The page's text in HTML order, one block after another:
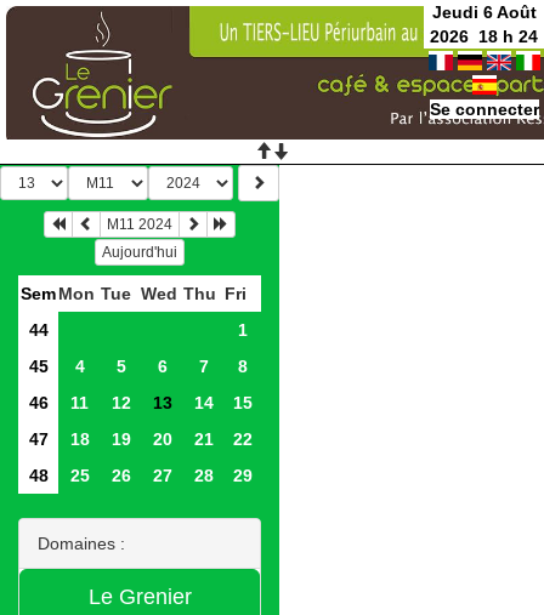
Jeudi 6 Août
2026 18 h24
Se connecter
M11 2024
Aujourd'hui
SemMon Tue Wed Thu Fri
44
1
45
4 5 6 7
8
46
11 12 13 14
15
47
18 19 20 21
22
48
25 26 27 28 29
Domaines :